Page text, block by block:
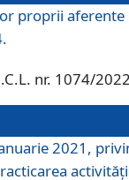
proprii aferente
nr. 1074/
2021,